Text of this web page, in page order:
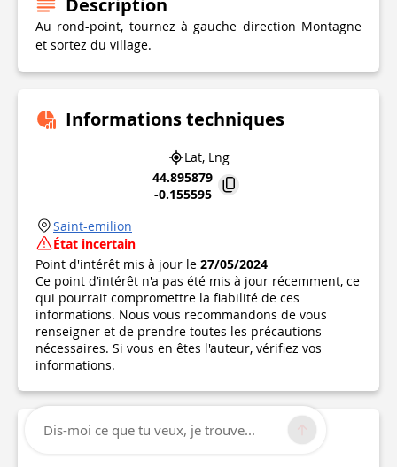
Description
Au rond-point, tournez à gauche direction Montagne
et sortez du village.
Informations techniques
Lat, Lng
44.895879
-0.155595
Saint-emilion
État incertain
Point d'intérêt mis à jour le 27/05/2024
Ce point d’intérêt n'a pas été mis à jour récemment, ce
qui pourrait compromettre la fiabilité de ces
informations. Nous vous recommandons de vous
renseigner et de prendre toutes les précautions
nécessaires. Si vous en êtes l'auteur, vérifiez vos
informations.
Dis-moi ce que tu veux, je trouve...